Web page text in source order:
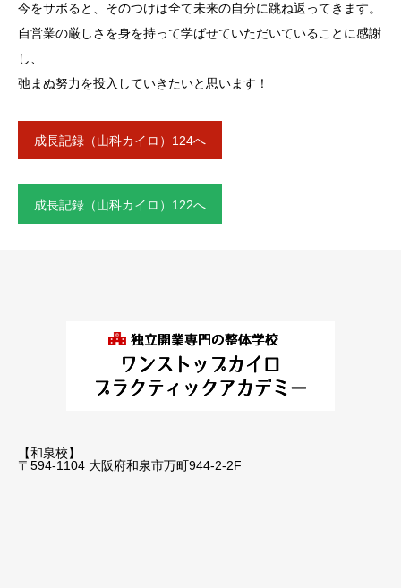
今をサボると、そのつけは全て未来の自分に跳ね返ってきます。
自営業の厳しさを身を持って学ばせていただいていることに感謝
し、
弛まぬ努力を投入していきたいと思います！
成長記録（山科カイロ）124へ
成長記録（山科カイロ）122へ
【和泉校】
〒594-1104 大阪府和泉市万町944-2-2F